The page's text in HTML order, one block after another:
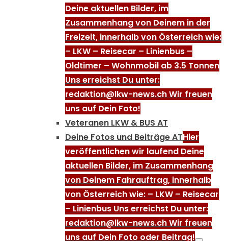
Deine aktuellen Bilder, im
Zusammenhang von Deinem in der
Freizeit, innerhalb von Österreich wie:
– LKW – Reisecar – Linienbus –
Oldtimer – Wohnmobil ab 3.5 Tonnen
Uns erreichst Du unter:
redaktion@lkw-news.ch Wir freuen
uns auf Dein Foto!
Veteranen LKW & BUS AT
Deine Fotos und Beiträge ATHier
veröffentlichen wir laufend Deine
aktuellen Bilder, im Zusammenhang
von Deinem Fahrauftrag, innerhalb
von Österreich wie: – LKW – Reisecar
– Linienbus Uns erreichst Du unter:
redaktion@lkw-news.ch Wir freuen
uns auf Dein Foto oder Beitrag!